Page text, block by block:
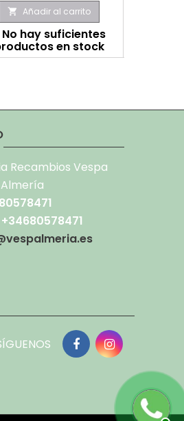
 Añadir al carrito
No hay suficientes
en stock
Recambios Vespa
+34680578471